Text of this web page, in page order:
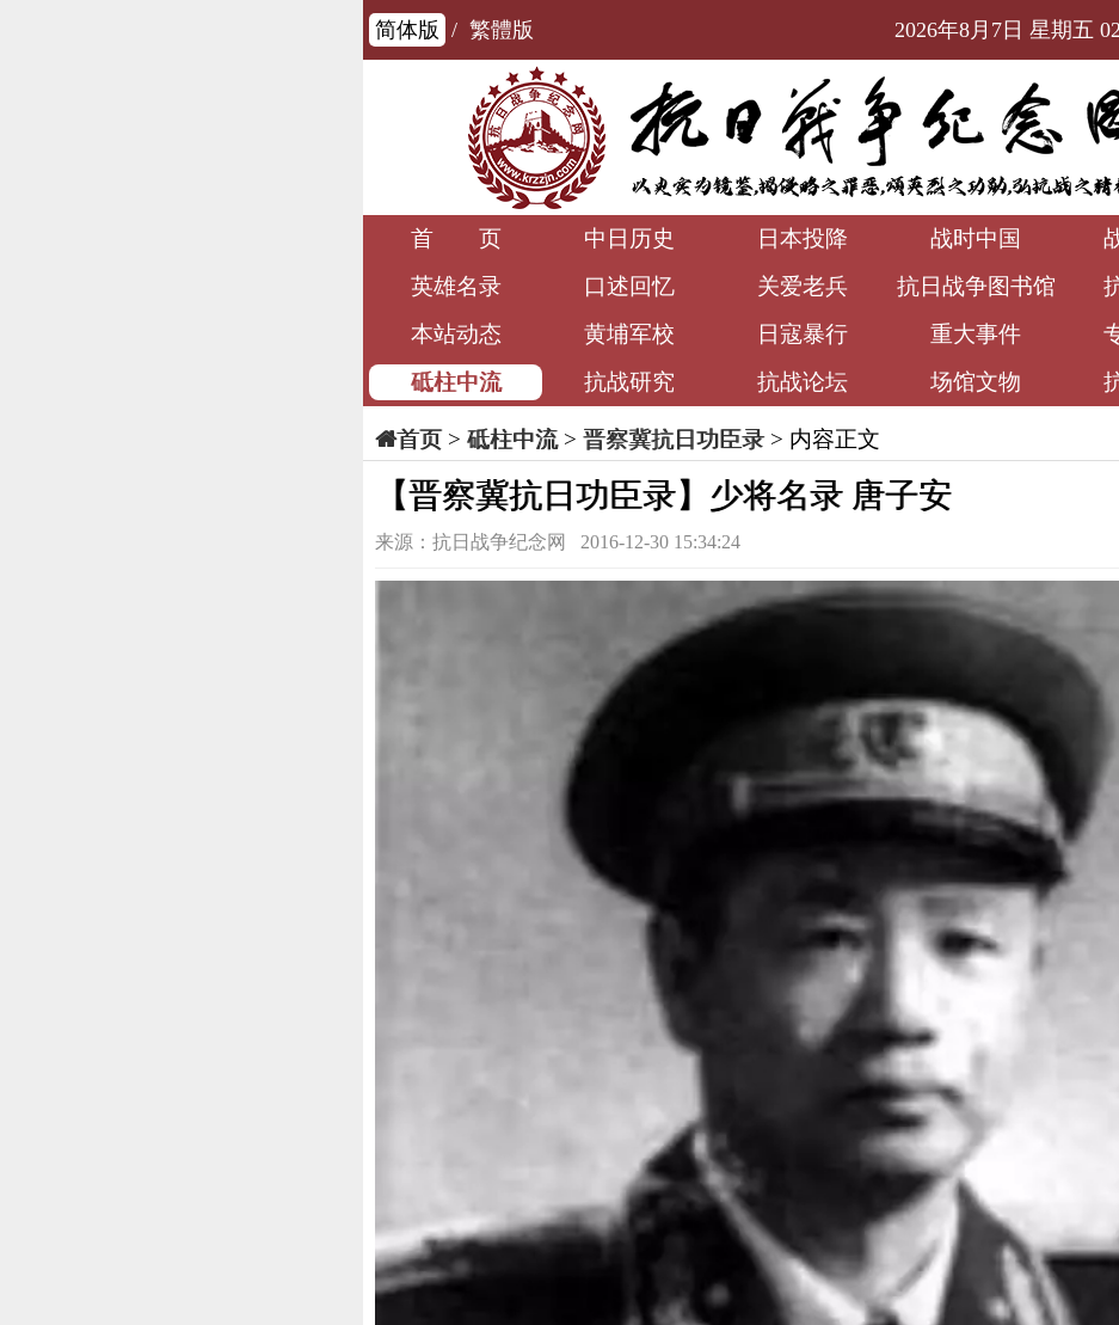
简体版 / 繁體版 2026年8月7日 星期五
首 页 中日历史 日本投降 战时中国
英雄名录
口述回忆 关爱老兵 抗日战争图书馆
本站动态
黄埔军校 日寇暴行 重大事件
砥柱中流
抗战研究 抗战论坛 场馆文物
首页> 砥柱中流> 晋察冀抗日功臣录> 内容正文
【晋察冀抗日功臣录】少将名录 唐子安
来源：抗日战争纪念网 2016-12-30 15:34:24